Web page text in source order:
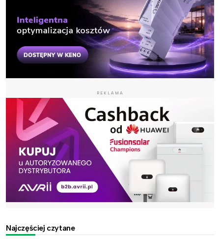
REKLAMA
Najczęściej czytane